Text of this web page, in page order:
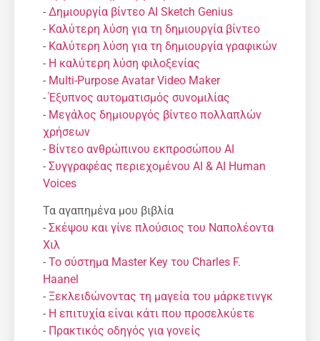
- Δημιουργία βίντεο AI Sketch Genius
- Καλύτερη λύση για τη δημιουργία βίντεο
- Καλύτερη λύση για τη δημιουργία γραφικών
- Η καλύτερη λύση φιλοξενίας
- Multi-Purpose Avatar Video Maker
-Έξυπνος αυτοματισμός συνομιλίας
- Μεγάλος δημιουργός βίντεο πολλαπλών
χρήσεων
- Βίντεο ανθρώπινου εκπροσώπου AI
- Συγγραφέας περιεχομένου AI & AI Human
Voices
Τα αγαπημένα μου βιβλία
- Σκέψου και γίνε πλούσιος του Ναπολέοντα
Χιλ
- Το σύστημα Master Key του Charles F.
Haanel
- Ξεκλειδώνοντας τη μαγεία του μάρκετινγκ
- Η επιτυχία είναι κάτι που προσελκύετε
- Πρακτικός οδηγός για γονείς